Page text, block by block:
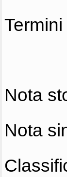
Nota
Nota